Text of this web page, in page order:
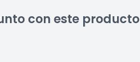
con este producto